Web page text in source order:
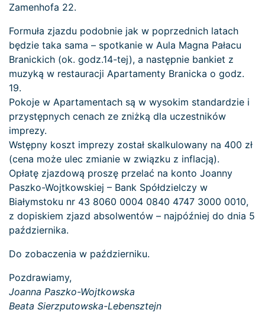
Zamenhofa 22.
Formuła zjazdu podobnie jak w poprzednich latach
będzie taka sama – spotkanie w Aula Magna Pałacu
Branickich (ok. godz.14-tej), a następnie bankiet z
muzyką w restauracji Apartamenty Branicka o godz.
19.
Pokoje w Apartamentach są w wysokim standardzie i
przystępnych cenach ze zniżką dla uczestników
imprezy.
Wstępny koszt imprezy został skalkulowany na 400 zł
(cena może ulec zmianie w związku z inflacją).
Opłatę zjazdową proszę przelać na konto Joanny
Paszko-Wojtkowskiej – Bank Spółdzielczy w
Białymstoku nr 43 8060 0004 0840 4747 3000 0010,
z dopiskiem zjazd absolwentów – najpóźniej do dnia 5
października.
Do zobaczenia w październiku.
Pozdrawiamy,
Joanna Paszko-Wojtkowska
Beata Sierzputowska-Lebensztejn